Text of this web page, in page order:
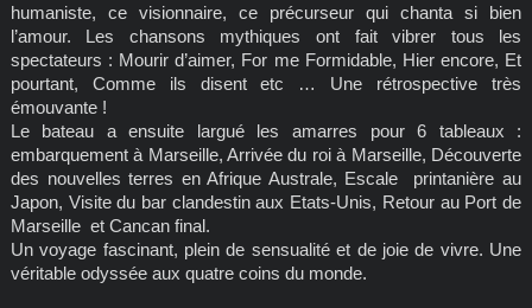
humaniste, ce visionnaire, ce précurseur qui chanta si bien
l’amour. Les chansons mythiques ont fait vibrer tous les
spectateurs : Mourir d’aimer, For me Formidable, Hier encore, Et
pourtant, Comme ils disent etc … Une rétrospective très
émouvante !
Le bateau a ensuite largué les amarres pour 6 tableaux :
embarquement à Marseille, Arrivée du roi à Marseille, Découverte
des nouvelles terres en Afrique Australe, Escale printanière au
Japon, Visite du bar clandestin aux Etats-Unis, Retour au Port de
Marseille et Cancan final.
Un voyage fascinant, plein de sensualité et de joie de vivre. Une
véritable odyssée aux quatre coins du monde.